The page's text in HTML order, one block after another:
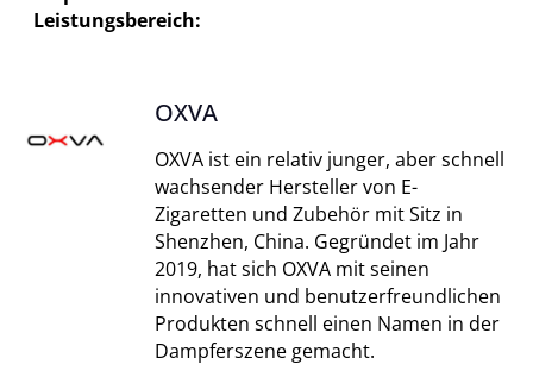
Leistungsbereich:
OXVA
OXVA ist ein relativ junger, aber schnell
wachsender Hersteller von E-
Zigaretten und Zubehör mit Sitz in
Shenzhen, China. Gegründet im Jahr
2019, hat sich OXVA mit seinen
innovativen und benutzerfreundlichen
Produkten schnell einen Namen in der
Dampferszene gemacht.